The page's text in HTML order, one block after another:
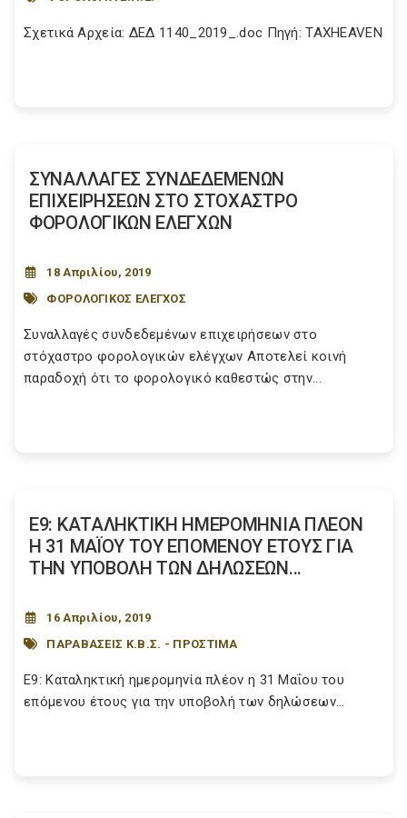
Σχετικά Αρχεία: ΔΕΔ 1140_2019_.doc Πηγή: TAXHEAVEN
ΣΥΝΑΛΛΑΓΕΣ ΣΥΝΔΕΔΕΜΕΝΩΝ
ΕΠΙΧΕΙΡΗΣΕΩΝ ΣΤΟ ΣΤΟΧΑΣΤΡΟ
ΦΟΡΟΛΟΓΙΚΩΝ ΕΛΕΓΧΩΝ
18 Απριλίου, 2019
ΦΟΡΟΛΟΓΙΚΟΣ ΕΛΕΓΧΟΣ
Συναλλαγές συνδεδεμένων επιχειρήσεων στο
στόχαστρο φορολογικών ελέγχων Αποτελεί κοινή
παραδοχή ότι το φορολογικό καθεστώς στην...
Ε9: ΚΑΤΑΛΗΚΤΙΚΗ ΗΜΕΡΟΜΗΝΙΑ ΠΛΕΟΝ
Η 31 ΜΑΪΟΥ ΤΟΥ ΕΠΟΜΕΝΟΥ ΕΤΟΥΣ ΓΙΑ
ΤΗΝ ΥΠΟΒΟΛΗ ΤΩΝ ΔΗΛΩΣΕΩΝ...
16 Απριλίου, 2019
ΠΑΡΑΒΑΣΕΙΣ Κ.Β.Σ. - ΠΡΟΣΤΙΜΑ
Ε9: Καταληκτική ημερομηνία πλέον η 31 Μαΐου του
επόμενου έτους για την υποβολή των δηλώσεων...